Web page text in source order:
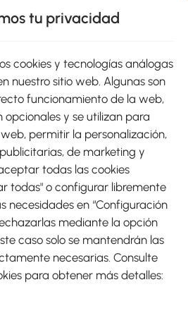
Google Play
tu privacidad
cookies y tecnologías análogas
nuestro sitio web. Algunas son
funcionamiento de la web,
opcionales y se utilizan para
permitir la personalización,
de marketing y
todas las cookies
todas" o configurar libremente
necesidades en “Configuración
mediante la opción
caso solo se mantendrán las
necesarias. Consulte
para obtener más detalles: